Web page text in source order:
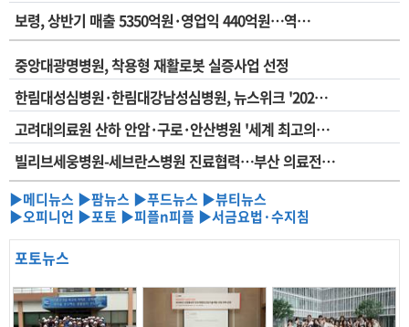
보령, 상반기 매출 5350억원·영업익 440억원…역…
중앙대광명병원, 착용형 재활로봇 실증사업 선정
한림대성심병원·한림대강남성심병원, 뉴스위크 '202…
고려대의료원 산하 안암·구로·안산병원 '세계 최고의…
빌리브세웅병원-세브란스병원 진료협력…부산 의료전…
▶메디뉴스 ▶팜뉴스 ▶푸드뉴스 ▶뷰티뉴스
▶오피니언 ▶포토 ▶피플n피플 ▶서금요법·수지침
포토뉴스